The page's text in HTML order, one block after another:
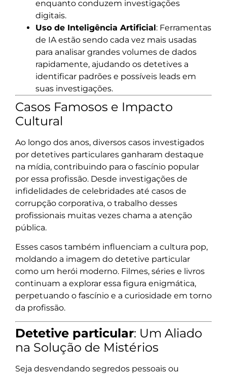
enquanto conduzem investigações
digitais.
Uso de Inteligência Artificial: Ferramentas
de IA estão sendo cada vez mais usadas
para analisar grandes volumes de dados
rapidamente, ajudando os detetives a
identificar padrões e possíveis leads em
suas investigações.
Casos Famosos e Impacto
Cultural
Ao longo dos anos, diversos casos investigados
por detetives particulares ganharam destaque
na mídia, contribuindo para o fascínio popular
por essa profissão. Desde investigações de
infidelidades de celebridades até casos de
corrupção corporativa, o trabalho desses
profissionais muitas vezes chama a atenção
pública.
Esses casos também influenciam a cultura pop,
moldando a imagem do detetive particular
como um herói moderno. Filmes, séries e livros
continuam a explorar essa figura enigmática,
perpetuando o fascínio e a curiosidade em torno
da profissão.
Detetive particular: Um Aliado
na Solução de Mistérios
Seja desvendando segredos pessoais ou